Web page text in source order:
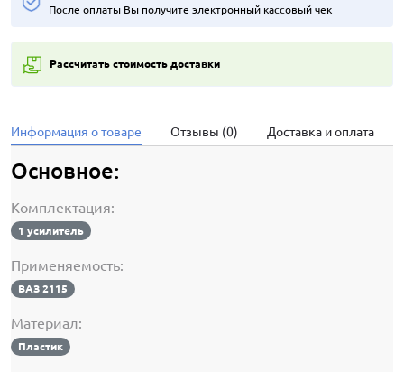
После оплаты Вы получите электронный кассовый чек
Рассчитать стоимость доставки
Информация о товаре Отзывы (0) Доставка и оплата
Основное:
Комплектация:
1 усилитель
Применяемость:
ВАЗ 2115
Материал:
Пластик